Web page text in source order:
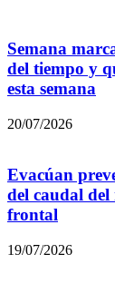
Semana
del tiempo y
esta semana
20/07/2026
Evacúan
del caudal del
frontal
19/07/2026